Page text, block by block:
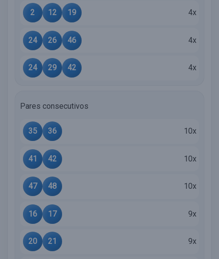
2 12 19 4x
24 26 46 4x
24 29 42 4x
Pares consecutivos
35 36 10x
41 42 10x
47 48 10x
16 17 9x
20 21 9x